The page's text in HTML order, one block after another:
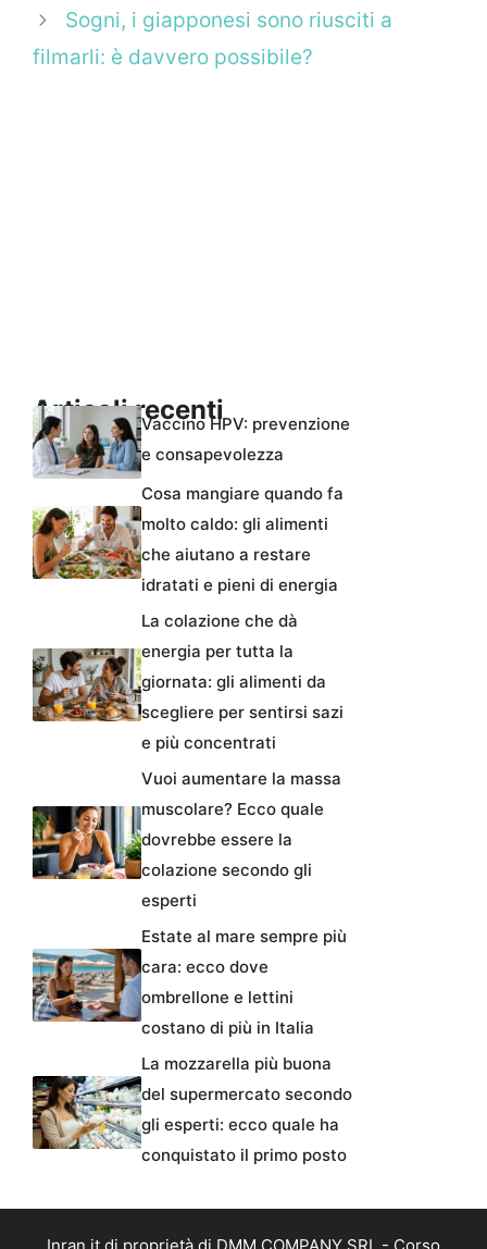
Sogni, i giapponesi sono riusciti a
filmarli: è davvero possibile?
Articoli recentiVaccino HPV: prevenzione
e consapevolezza
Cosa mangiare quando fa
molto caldo: gli alimenti
che aiutano a restare
idratati e pieni di energia
La colazione che dà
energia per tutta la
giornata: gli alimenti da
scegliere per sentirsi sazi
e più concentrati
Vuoi aumentare la massa
muscolare? Ecco quale
dovrebbe essere la
colazione secondo gli
esperti
Estate al mare sempre più
cara: ecco dove
ombrellone e lettini
costano di più in Italia
La mozzarella più buona
del supermercato secondo
gli esperti: ecco quale ha
conquistato il primo posto